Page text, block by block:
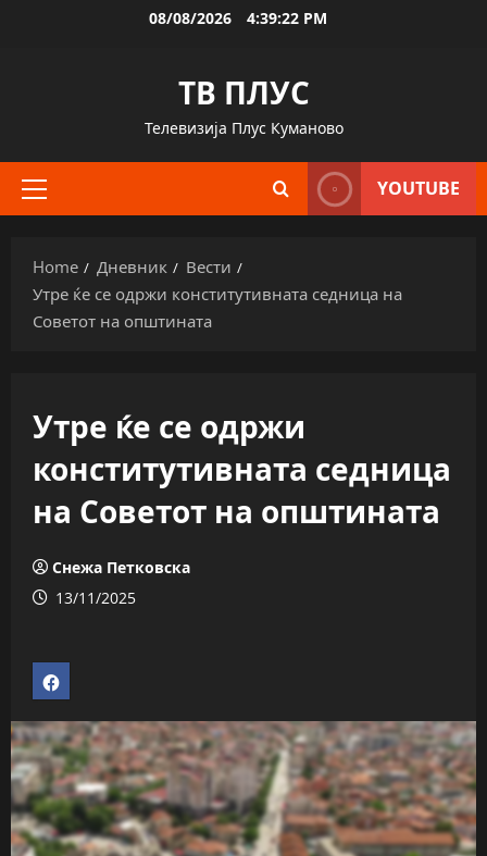
08/08/2026 4:39:23 PM
ТВ ПЛУС
Телевизија Плус Куманово
Primary
YOUTUBE
Home Дневник
Вести
Утре ќе се одржи конститутивната седница на
Советот на општината
Утре ќе се одржи
конститутивната седница
на Советот на општината
Снежа Петковска
13/11/2025